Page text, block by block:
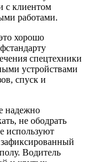
с клиентом
работами.
хорошо
спецтехники
устройствами
спуск и
надежно
не ободрать
используют
Водитель